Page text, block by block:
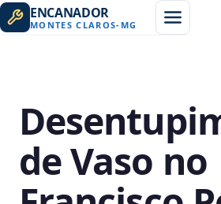
ENCANADOR
MONTES CLAROS- MG
de Vaso no